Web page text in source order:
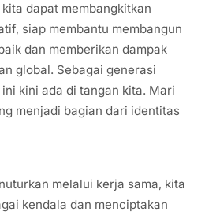
dapat membangkitkan
siap membantu membangun
dan memberikan dampak
global. Sebagai generasi
kini ada di tangan kita. Mari
menjadi bagian dari identitas
melalui kerja sama, kita
kendala dan menciptakan